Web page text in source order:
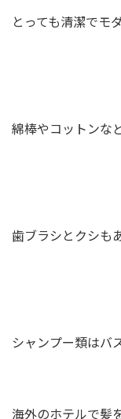
とっても清潔でモ
綿棒やコットンな
歯ブラシとクシも
シャンプー類はバ
海外のホテルで髪